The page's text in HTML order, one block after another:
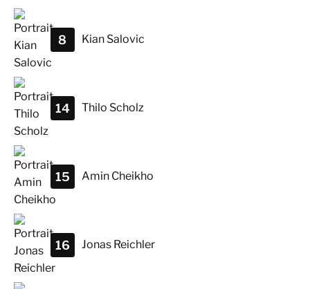
Kian Salovic
8
Thilo Scholz
14
Amin Cheikho
15
Jonas Reichler
16